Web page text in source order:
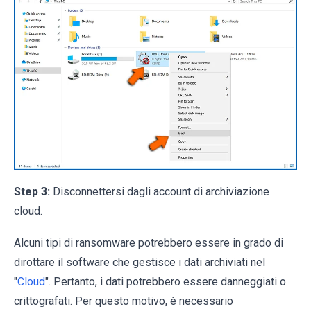
Step 3: Disconnettersi dagli account di archiviazione
cloud.
Alcuni tipi di ransomware potrebbero essere in grado di
dirottare il software che gestisce i dati archiviati nel
"Cloud". Pertanto, i dati potrebbero essere danneggiati o
crittografati. Per questo motivo, è necessario